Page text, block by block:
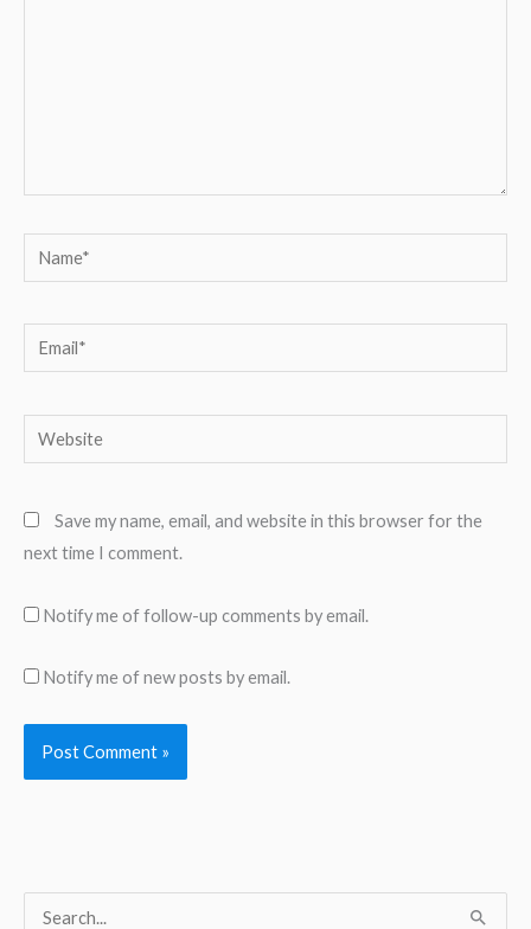
Name*
Email*
Website
Save my name, email, and website in this browser for the
next time I comment.
Notify me of follow-up comments by email.
Notify me of new posts by email.